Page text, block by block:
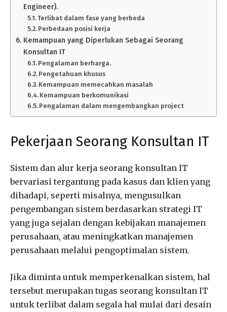
Engineer).
Terlibat dalam fase yang berbeda
Perbedaan posisi kerja
Kemampuan yang Diperlukan Sebagai Seorang
Konsultan IT
Pengalaman berharga.
Pengetahuan khusus
Kemampuan memecahkan masalah
Kemampuan berkomunikasi
Pengalaman dalam mengembangkan project
Pekerjaan Seorang Konsultan IT
Sistem dan alur kerja seorang konsultan IT
bervariasi tergantung pada kasus dan klien yang
dihadapi, seperti misalnya, mengusulkan
pengembangan sistem berdasarkan strategi IT
yang juga sejalan dengan kebijakan manajemen
perusahaan, atau meningkatkan manajemen
perusahaan melalui pengoptimalan sistem.
Jika diminta untuk memperkenalkan sistem, hal
tersebut merupakan tugas seorang konsultan IT
untuk terlibat dalam segala hal mulai dari desain